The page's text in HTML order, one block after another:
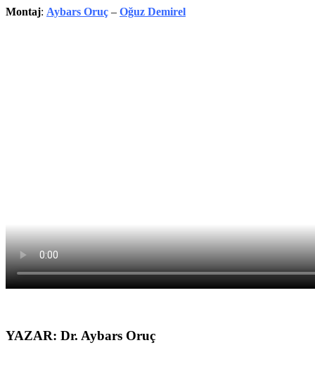
Montaj: Aybars Oruç – Oğuz Demirel
YAZAR: Dr. Aybars Oruç